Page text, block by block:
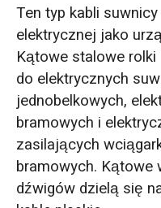
Ten typ kabli
elektrycznej jako
Kątowe stalowe rolki
do elektrycznych
jednobelkowych,
bramowych i
zasilających
bramowych. Kątowe
dźwigów dzielą się